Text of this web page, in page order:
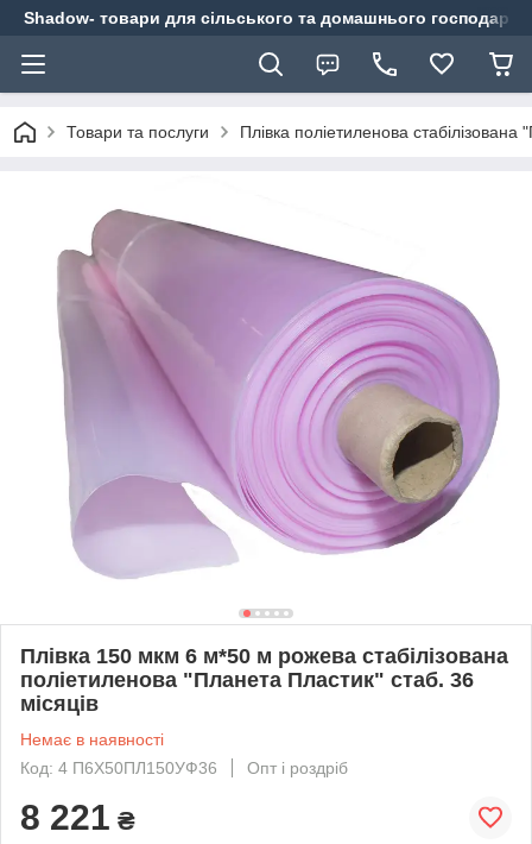
Shadow- товари для сільського та домашнього
Товари та послуги Плівка поліетиленова
Плівка 150 мкм 6 м*50 м рожева стабілізована
поліетиленова "Планета Пластик" стаб. 36
місяців
Немає в наявності
Код: 4 П6Х50ПЛ150УФ36
Опт і роздріб
8 221 ₴